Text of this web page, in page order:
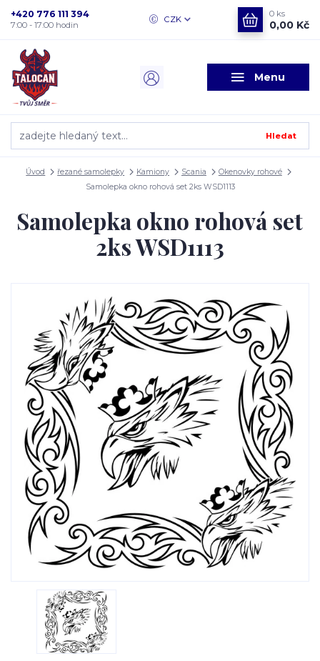
Menu
CZK
Hledat
+420 776 111 394
7:00 - 17:00 hodin
0 ks
0,00 Kč
Úvod řezané samolepky Kamiony Scania
Okenovky rohové
Samolepka okno rohová set 2ks WSD1113
Samolepka okno rohová set
2ks WSD1113